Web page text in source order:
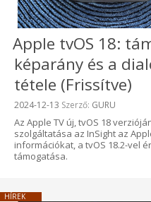
Apple tvOS 18:
képarány és a
tétele (Frissítve)
Beküldve:
2024-12-13 Szerző: GURU
Az Apple TV új, tvOS 18
szolgáltatása az InSight az
információkat, a tvOS 18.2-vel
támogatása.
HÍREK